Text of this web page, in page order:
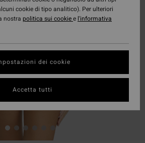
cookie di tipo analitico). Per ulteriori
nostra politica sui cookiee l'informativa
dei cookie
Accetta tutti